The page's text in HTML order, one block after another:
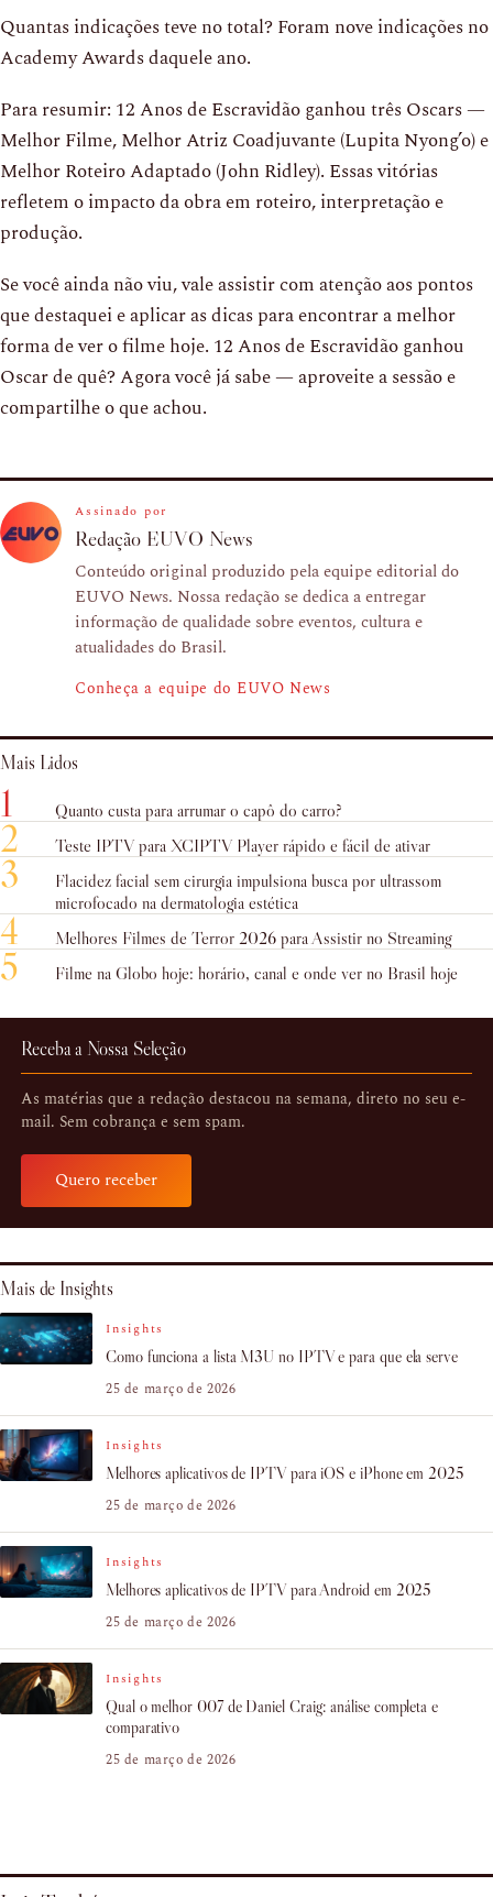
Quantas indicações teve no total? Foram nove indicações no
Academy Awards daquele ano.
Para resumir: 12 Anos de Escravidão ganhou três Oscars —
Melhor Filme, Melhor Atriz Coadjuvante (Lupita Nyong’o) e
Melhor Roteiro Adaptado (John Ridley). Essas vitórias
refletem o impacto da obra em roteiro, interpretação e
produção.
Se você ainda não viu, vale assistir com atenção aos pontos
que destaquei e aplicar as dicas para encontrar a melhor
forma de ver o filme hoje. 12 Anos de Escravidão ganhou
Oscar de quê? Agora você já sabe — aproveite a sessão e
compartilhe o que achou.
Assinado por
Redação EUVO News
Conteúdo original produzido pela equipe editorial do
EUVO News. Nossa redação se dedica a entregar
informação de qualidade sobre eventos, cultura e
atualidades do Brasil.
Conheça a equipe do EUVO News
Mais Lidos
1 Quanto custa para arrumar o capô do carro?
2 Teste IPTV para XCIPTV Player rápido e fácil de ativar
3
Flacidez facial sem cirurgia impulsiona busca por ultrassom
microfocado na dermatologia estética
4 Melhores Filmes de Terror 2026 para Assistir no Streaming
5 Filme na Globo hoje: horário, canal e onde ver no Brasil hoje
Receba a Nossa Seleção
As matérias que a redação destacou na semana, direto no seu e-
mail. Sem cobrança e sem spam.
Quero receber
Mais de Insights
Insights
Como funciona a lista M3U no IPTV e para que ela serve
25 de março de 2026
Insights
Melhores aplicativos de IPTV para iOS e iPhone em 2025
25 de março de 2026
Insights
Melhores aplicativos de IPTV para Android em 2025
25 de março de 2026
Insights
Qual o melhor 007 de Daniel Craig: análise completa e
comparativo
25 de março de 2026